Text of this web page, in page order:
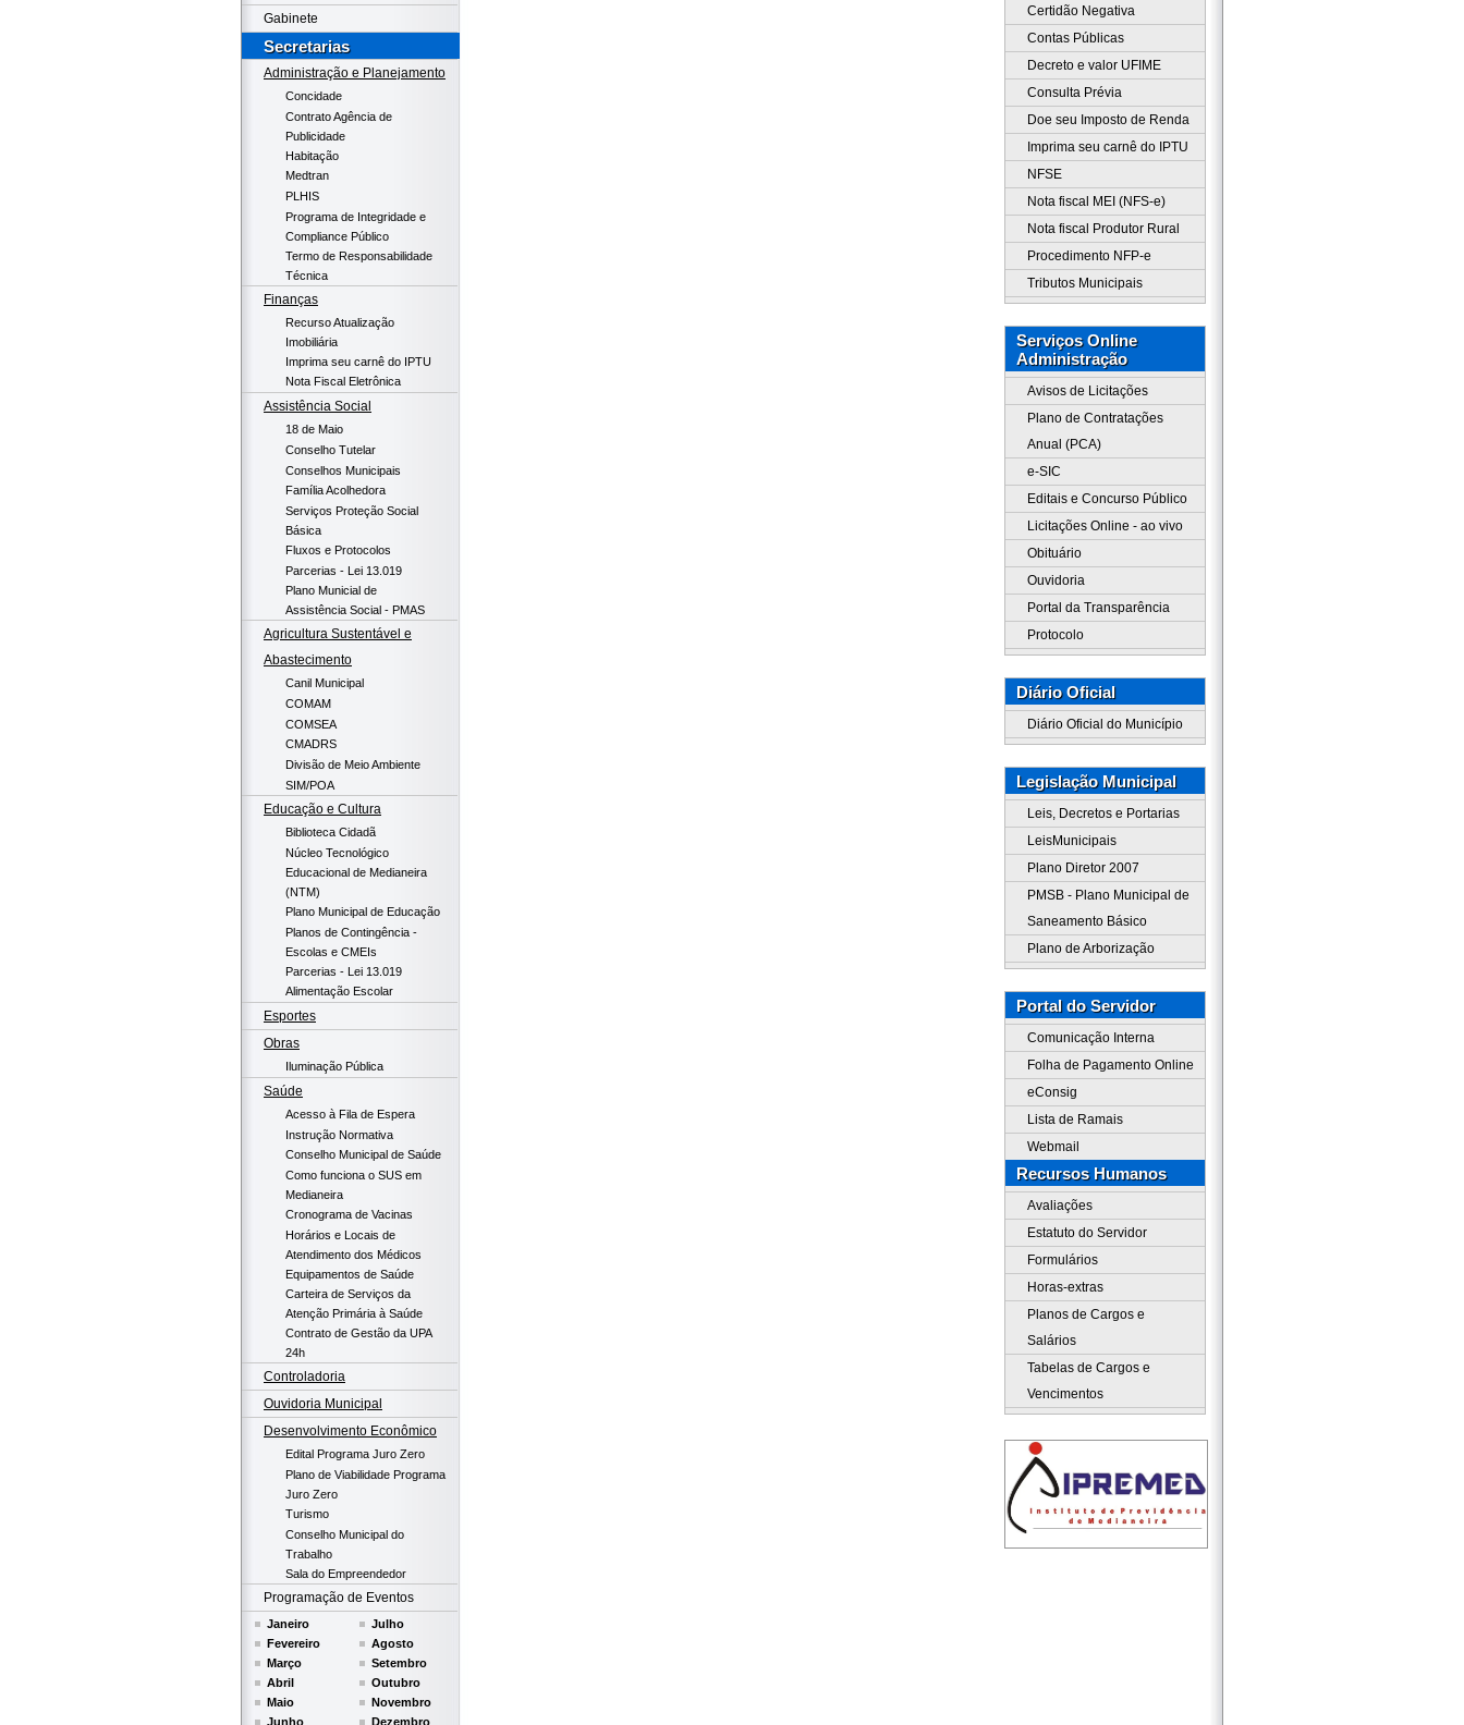
Gabinete
Secretarias
Administração e Planejamento
Concidade
Contrato Agência de
Publicidade
Habitação
Medtran
PLHIS
Programa de Integridade e
Compliance Público
Termo de Responsabilidade
Técnica
Finanças
Recurso Atualização
Imobiliária
Imprima seu carnê do IPTU
Nota Fiscal Eletrônica
Assistência Social
18 de Maio
Conselho Tutelar
Conselhos Municipais
Família Acolhedora
Serviços Proteção Social
Básica
Fluxos e Protocolos
Parcerias - Lei 13.019
Plano Municial de
Assistência Social - PMAS
Agricultura Sustentável e
Abastecimento
Canil Municipal
COMAM
COMSEA
CMADRS
Divisão de Meio Ambiente
SIM/POA
Educação e Cultura
Biblioteca Cidadã
Núcleo Tecnológico
Educacional de Medianeira
(NTM)
Plano Municipal de Educação
Planos de Contingência -
Escolas e CMEIs
Parcerias - Lei 13.019
Alimentação Escolar
Esportes
Obras
Iluminação Pública
Saúde
Acesso à Fila de Espera
Instrução Normativa
Conselho Municipal de Saúde
Como funciona o SUS em
Medianeira
Cronograma de Vacinas
Horários e Locais de
Atendimento dos Médicos
Equipamentos de Saúde
Carteira de Serviços da
Atenção Primária à Saúde
Contrato de Gestão da UPA
24h
Controladoria
Ouvidoria Municipal
Desenvolvimento Econômico
Edital Programa Juro Zero
Plano de Viabilidade Programa
Juro Zero
Turismo
Conselho Municipal do
Trabalho
Sala do Empreendedor
Programação de Eventos
Janeiro
Fevereiro
Março
Abril
Maio
Junho
Julho
Agosto
Setembro
Outubro
Novembro
Dezembro
Certidão Negativa
Contas Públicas
Decreto e valor UFIME
Consulta Prévia
Doe seu Imposto de Renda
Imprima seu carnê do IPTU
NFSE
Nota fiscal MEI (NFS-e)
Nota fiscal Produtor Rural
Procedimento NFP-e
Tributos Municipais
Serviços Online
Administração
Avisos de Licitações
Plano de Contratações
Anual (PCA)
e-SIC
Editais e Concurso Público
Licitações Online - ao vivo
Obituário
Ouvidoria
Portal da Transparência
Protocolo
Diário Oficial
Diário Oficial do Município
Legislação Municipal
Leis, Decretos e Portarias
LeisMunicipais
Plano Diretor 2007
PMSB - Plano Municipal de
Saneamento Básico
Plano de Arborização
Portal do Servidor
Comunicação Interna
Folha de Pagamento Online
eConsig
Lista de Ramais
Webmail
Recursos Humanos
Avaliações
Estatuto do Servidor
Formulários
Horas-extras
Planos de Cargos e
Salários
Tabelas de Cargos e
Vencimentos